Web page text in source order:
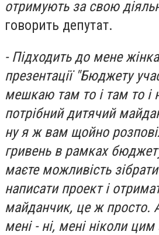
отримують за свою
говорить депутат.
- Підходить до мене
презентації "Бюджету
мешкаю там то і там то і
потрібний дитячий
ну я ж вам щойно
гривень в рамках
маєте можливість
написати проект і
майданчик, це ж просто.
мені - ні, мені ніколи